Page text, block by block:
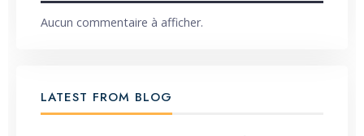
Aucun commentaire à afficher.
LATEST FROM BLOG